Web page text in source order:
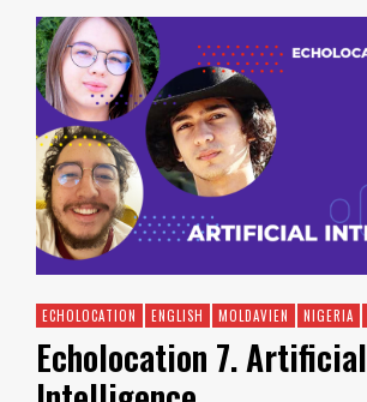
ECHOLOCATION ENGLISH MOLDAVIEN NIGERIA
Echolocation 7. Artificial